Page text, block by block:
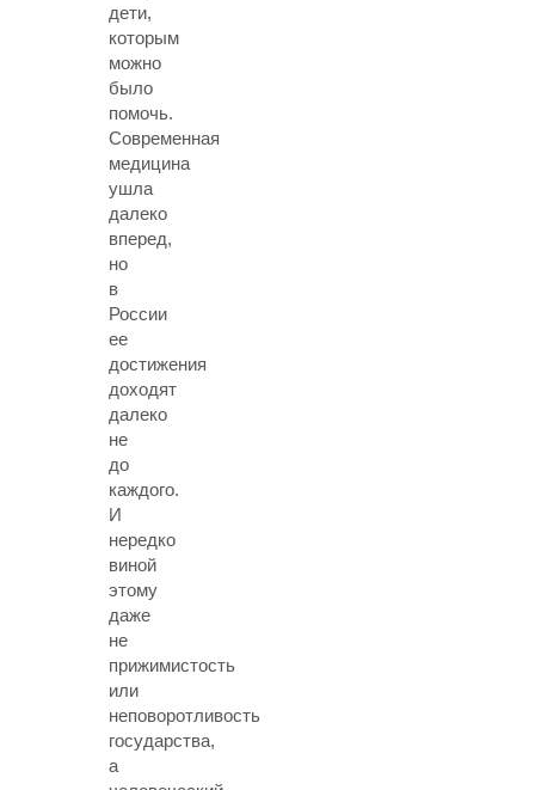
дети,
которым
можно
было
помочь.
Современная
медицина
ушла
далеко
вперед,
но
в
России
ее
достижения
доходят
далеко
не
до
каждого.
И
нередко
виной
этому
даже
не
прижимистость
или
неповоротливость
государства,
а